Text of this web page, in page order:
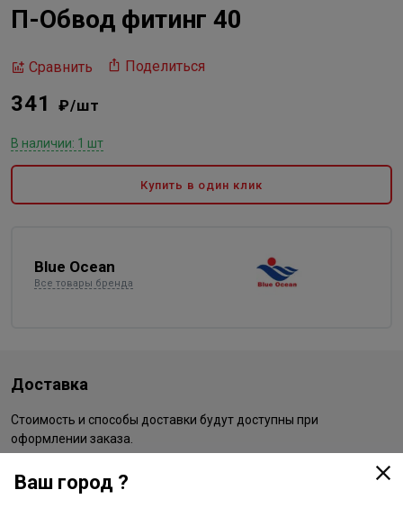
П-Обвод фитинг 40
Сравнить Поделиться
341 ₽/шт
В наличии: 1 шт
Купить в один клик
Blue Ocean
Все товары бренда
Доставка
Стоимость и способы доставки будут доступны при
оформлении заказа.
Ваш город ?